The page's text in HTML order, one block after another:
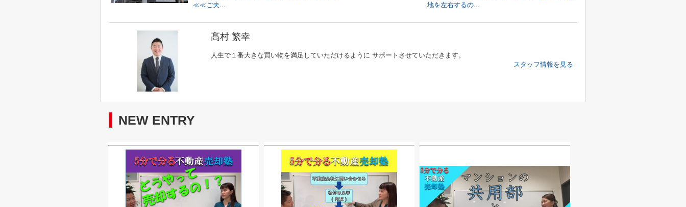
≪≪ご夫...
地を左右するの...
髙村 繁幸
人生で１番大きな買い物を満足していただけるように サポートさせていただきます。
スタッフ情報を見る
NEW ENTRY